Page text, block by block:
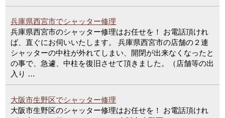
兵庫県西宮市でシャッター修理
兵庫県西宮市のシャッター修理はお任せを！ お電話頂けれ
ば、直ぐにお伺いいたします。 兵庫県西宮市の店舗の２連
シャッターの中柱が外れてしまい、開閉が出来なくなったと
の事で、急遽、中柱を復旧させて頂きました。（店舗等の出
入り …
大阪市生野区でシャッター修理
大阪市生野区のシャッター修理はお任せを！ お電話頂けれ